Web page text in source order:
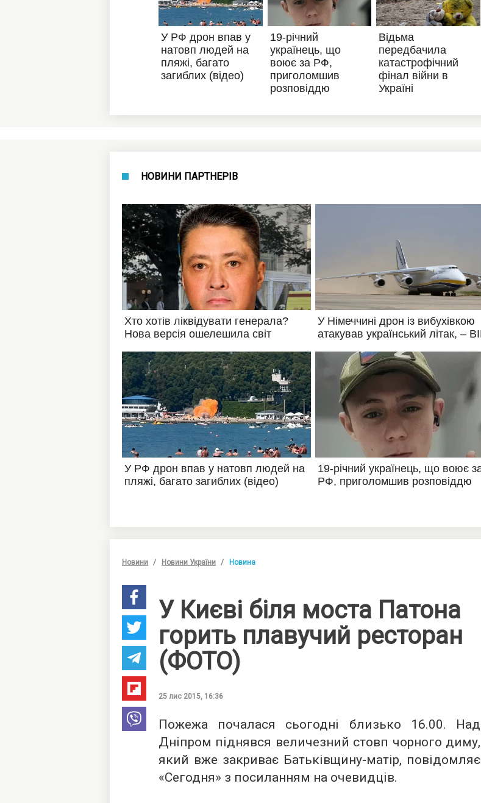
НОВИНИ ПАРТНЕРІВ
Новини Новини України Новина
У Києві біля моста Патона
горить плавучий ресторан
(ФОТО)
25 лис 2015, 16:36
Пожежа почалася сьогодні близько 16.00. Над
Дніпром піднявся величезний стовп чорного диму,
який вже закриває Батьківщину-матір, повідомляє
«Сегодня» з посиланням на очевидців.